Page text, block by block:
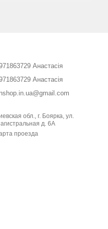
функциями:
стимулятор
воздействие
Анастасія
Анастасія
обл., г. Боярка, ул.
д. 6А
проезда